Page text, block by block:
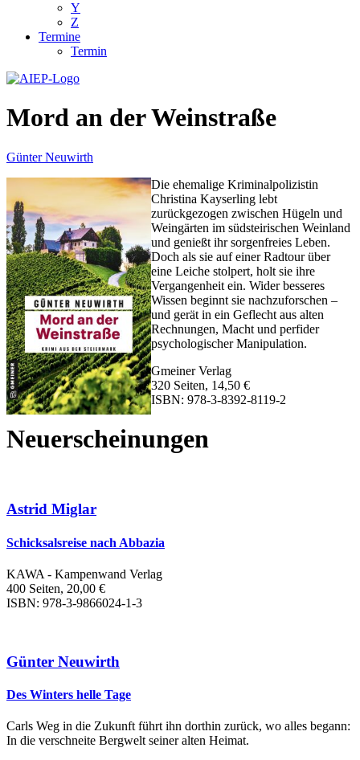
Y
Z
Termine
Termin
Mord an der Weinstraße
Günter Neuwirth
Die ehemalige Kriminalpolizistin
Christina Kayserling lebt
zurückgezogen zwischen Hügeln und
Weingärten im südsteirischen Weinland
und genießt ihr sorgenfreies Leben.
Doch als sie auf einer Radtour über
eine Leiche stolpert, holt sie ihre
Vergangenheit ein. Wider besseres
Wissen beginnt sie nachzuforschen –
und gerät in ein Geflecht aus alten
Rechnungen, Macht und perfider
psychologischer Manipulation.
Gmeiner Verlag
320 Seiten, 14,50 €
ISBN: 978-3-8392-8119-2
Neuerscheinungen
Astrid Miglar
Schicksalsreise nach Abbazia
KAWA - Kampenwand Verlag
400 Seiten, 20,00 €
ISBN: 978-3-9866024-1-3
Günter Neuwirth
Des Winters helle Tage
Carls Weg in die Zukunft führt ihn dorthin zurück, wo alles begann:
In die verschneite Bergwelt seiner alten Heimat.